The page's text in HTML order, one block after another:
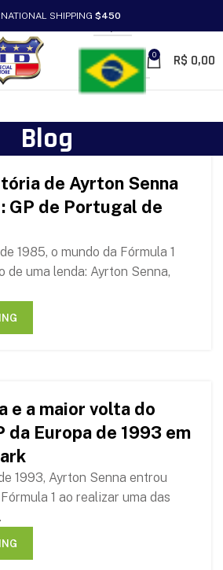
SHIPPING $450
0 R$ 0,00
Blog
de Ayrton Senna
GP de Portugal de
1985, o mundo da Fórmula 1
de uma lenda: Ayrton Senna,
e a maior volta do
da Europa de 1993 em
1993, Ayrton Senna entrou
1 ao realizar uma das